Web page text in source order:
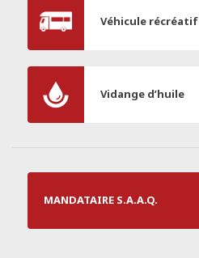
Véhicule récréatif
Vidange d’huile
MANDATAIRE S.A.A.Q.